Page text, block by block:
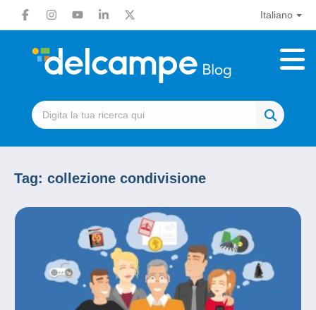
Italiano
Tag: collezione condivisione